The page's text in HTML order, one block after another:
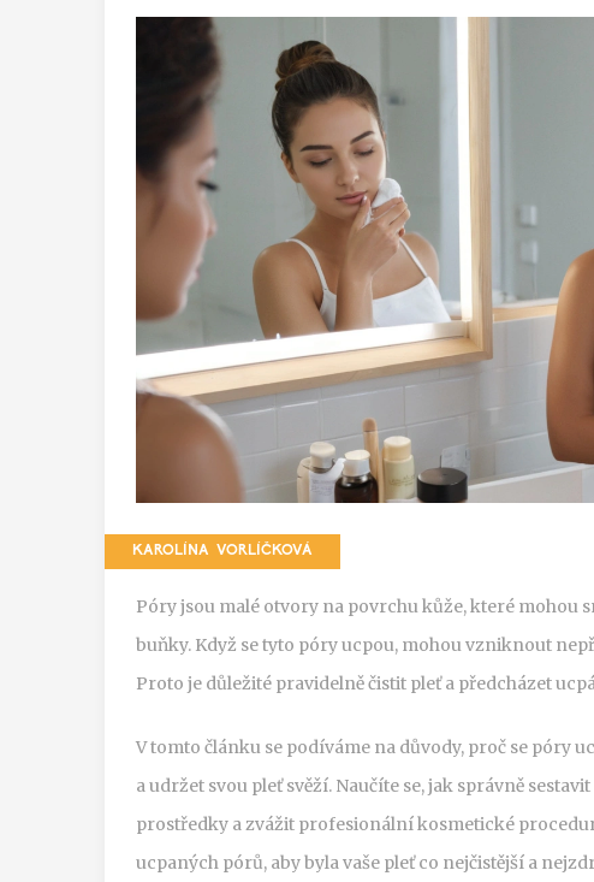
KAROLÍNA VORLÍČKOVÁ
Póry jsou malé otvory na povrchu kůže, které mohou
buňky. Když se tyto póry ucpou, mohou vzniknout
Proto je důležité pravidelně čistit pleť a předcházet
V tomto článku se podíváme na důvody, proč se póry
a udržet svou pleť svěží. Naučíte se, jak správně
prostředky a zvážit profesionální kosmetické
ucpaných pórů, aby byla vaše pleť co nejčistější a